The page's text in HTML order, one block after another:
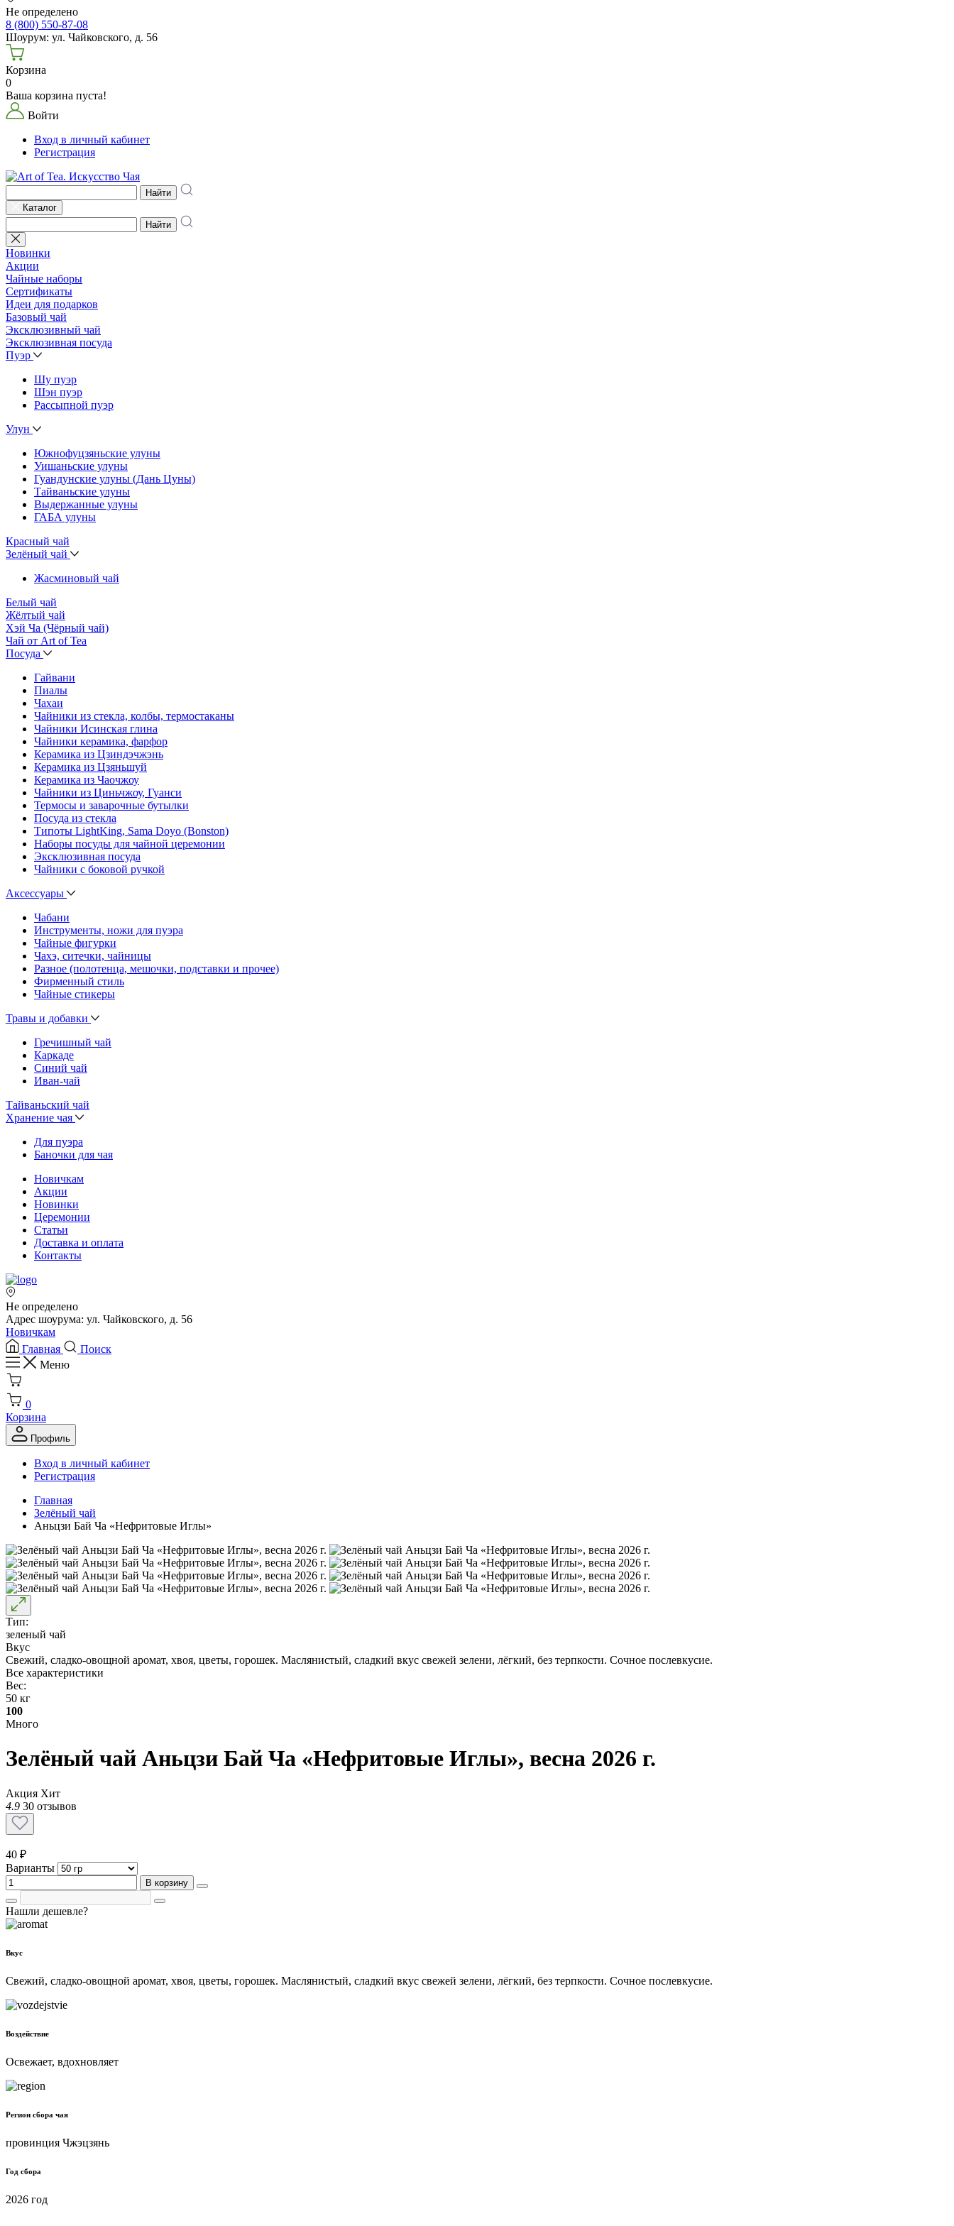
Не определено
8 (800) 550-87-08
Шоурум: ул. Чайковского, д. 56
Корзина
0
Ваша корзина пуста!
Войти
Вход в личный кабинет
Регистрация
Найти
Каталог
Найти
Новинки
Акции
Чайные наборы
Сертификаты
Идеи для подарков
Базовый чай
Эксклюзивный чай
Эксклюзивная посуда
Пуэр
Шу пуэр
Шэн пуэр
Рассыпной пуэр
Улун
Южнофуцзяньские улуны
Уишаньские улуны
Гуандунские улуны (Дань Цуны)
Тайваньские улуны
Выдержанные улуны
ГАБА улуны
Красный чай
Зелёный чай
Жасминовый чай
Белый чай
Жёлтый чай
Хэй Ча (Чёрный чай)
Чай от Art of Tea
Посуда
Гайвани
Пиалы
Чахаи
Чайники из стекла, колбы, термостаканы
Чайники Исинская глина
Чайники керамика, фарфор
Керамика из Цзиндэчжэнь
Керамика из Цзяньшуй
Керамика из Чаочжоу
Чайники из Циньчжоу, Гуанси
Термосы и заварочные бутылки
Посуда из стекла
Типоты LightKing, Sama Doyo (Bonston)
Наборы посуды для чайной церемонии
Эксклюзивная посуда
Чайники с боковой ручкой
Аксессуары
Чабани
Инструменты, ножи для пуэра
Чайные фигурки
Чахэ, ситечки, чайницы
Разное (полотенца, мешочки, подставки и прочее)
Фирменный стиль
Чайные стикеры
Травы и добавки
Гречишный чай
Каркаде
Синий чай
Иван-чай
Тайваньский чай
Хранение чая
Для пуэра
Баночки для чая
Новичкам
Акции
Новинки
Церемонии
Статьи
Доставка и оплата
Контакты
Не определено
Адрес шоурума: ул. Чайковского, д. 56
Новичкам
Главная
Поиск
Меню
0
Корзина
Профиль
Вход в личный кабинет
Регистрация
Главная
Зелёный чай
Аньцзи Бай Ча «Нефритовые Иглы»
Тип:
зеленый чай
Вкус
Свежий, сладко-овощной аромат, хвоя, цветы, горошек. Маслянистый, сладкий вкус свежей зелени, лёгкий, без терпкости. Сочное послевкусие.
Все характеристики
Вес:
50 кг
100
Много
Зелёный чай Аньцзи Бай Ча «Нефритовые Иглы», весна 2026 г.
Акция Хит
4.9 30 отзывов
40 ₽
Варианты
В корзину
Нашли дешевле?
Вкус
Свежий, сладко-овощной аромат, хвоя, цветы, горошек. Маслянистый, сладкий вкус свежей зелени, лёгкий, без терпкости. Сочное послевкусие.
Воздействие
Освежает, вдохновляет
Регион сбора чая
провинция Чжэцзянь
Год сбора
2026 год